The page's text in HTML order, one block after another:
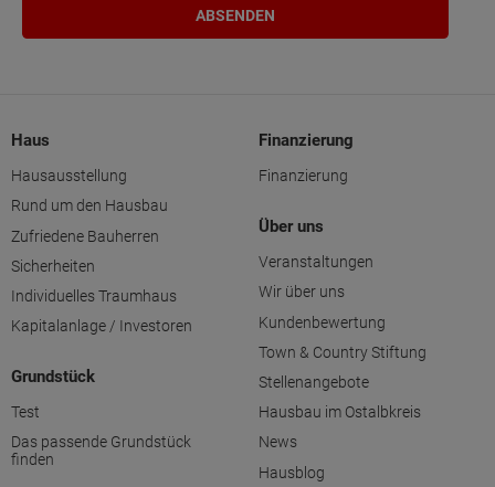
Haus
Hausausstellung
Rund um den Hausbau
Zufriedene Bauherren
Sicherheiten
Individuelles Traumhaus
Kapitalanlage / Investoren
Grundstück
Test
Das passende Grundstück
finden
Finanzierung
Finanzierung
Über uns
Veranstaltungen
Wir über uns
Kundenbewertung
Town & Country Stiftung
Stellenangebote
Hausbau im Ostalbkreis
News
Hausblog